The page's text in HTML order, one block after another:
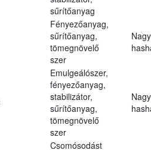
sűrítőanyag
Fényezőanyag,
sűrítőanyag,
tömegnövelő
szer
Emulgeálószer,
fényezőanyag,
stabilizátor,
sűrítőanyag,
tömegnövelő
szer
Csomósodást